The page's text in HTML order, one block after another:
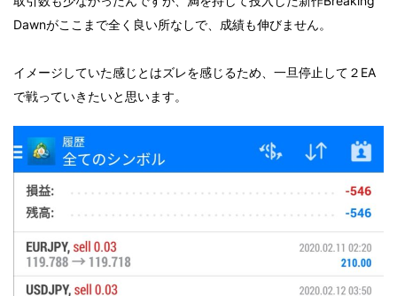
Dawnがここまで全く良い所なしで、成績も伸びません。
イメージしていた感じとはズレを感じるため、一旦停止して２EA
で戦っていきたいと思います。